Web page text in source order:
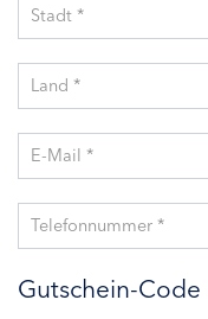
Stadt *
Land *
E-Mail *
Telefonnummer *
Gutschein-Code